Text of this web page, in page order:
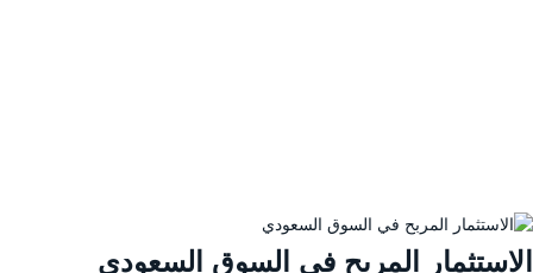
المربح في السوق السعودي